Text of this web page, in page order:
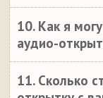
10. Как я
аудио-
11. Сколько